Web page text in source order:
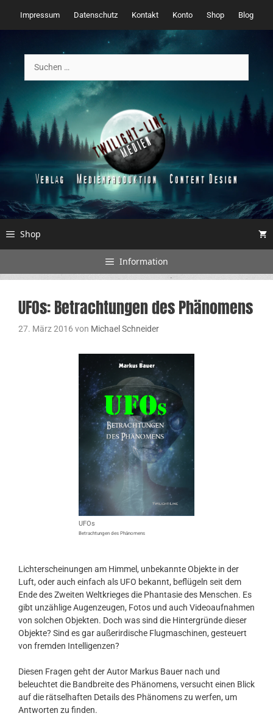
Inhalt
springen
Impressum Datenschutz Kontakt Konto Shop Blog
nach:
Shop
Information
UFOs: Betrachtungen des Phänomens
27. März 2016 von Michael Schneider
UFOs
Betrachtungen des Phänomens
Lichterscheinungen am Himmel, unbekannte Objekte in der
Luft, oder auch einfach als UFO bekannt, beflügeln seit dem
Ende des Zweiten Weltkrieges die Phantasie des Menschen. Es
gibt unzählige Augenzeugen, Fotos und auch Videoaufnahmen
von solchen Objekten. Doch was sind die Hintergründe dieser
Objekte? Sind es gar außerirdische Flugmaschinen, gesteuert
von fremden Intelligenzen?
Diesen Fragen geht der Autor Markus Bauer nach und
beleuchtet die Bandbreite des Phänomens, versucht einen Blick
auf die rätselhaften Details des Phänomens zu werfen, um
Antworten zu finden.